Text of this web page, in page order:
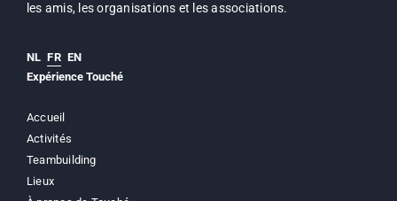
les amis, les organisations et les associations.
Expérience Touché
Accueil
Activités
Teambuilding
Lieux
NL FR EN